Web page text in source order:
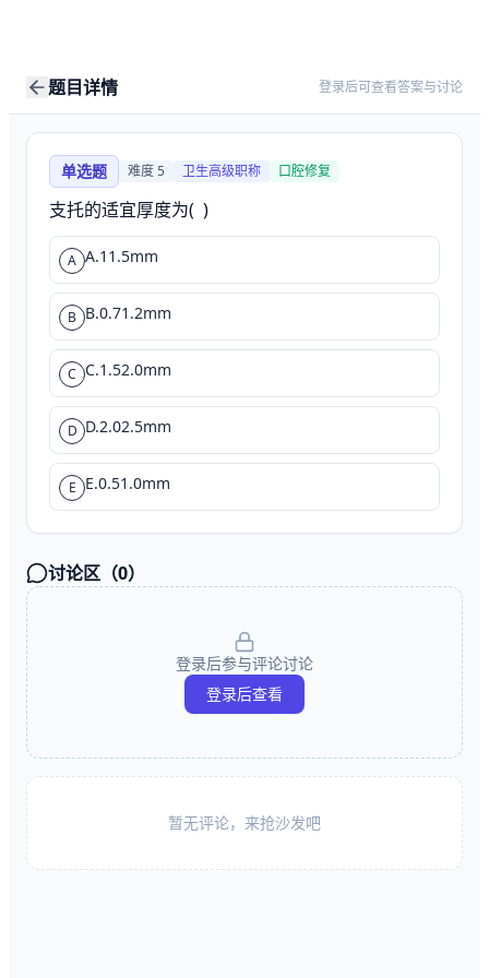
题目详情 登录后可查看答案与讨论
单选题 难度5 卫生高级职称 口腔修复
支托的适宜厚度为(  )
A A.11.5mm
B B.0.71.2mm
C C.1.52.0mm
D D.2.02.5mm
E E.0.51.0mm
讨论区（0）
登录后参与评论讨论
登录后查看
暂无评论，来抢沙发吧